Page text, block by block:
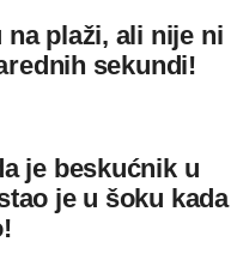
plaži, ali nije ni
sekundi!
je beskućnik u
je u šoku kada